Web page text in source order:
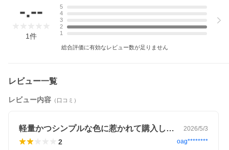
-.--
1件
5
4
3
2
1
総合評価に有効なレビュー数が足りません
レビュー一覧
レビュー内容 （口コミ）
軽量かつシンプルな色に惹かれて購入しま… 2026/5/3
2 oag********